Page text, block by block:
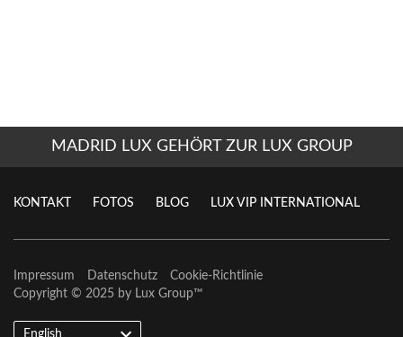
MADRID LUX GEHÖRT ZUR LUX GROUP
KONTAKT FOTOS BLOG LUX VIP INTERNATIONAL
Impressum Datenschutz
Cookie-Richtlinie
Copyright © 2025 by Lux Group™
English